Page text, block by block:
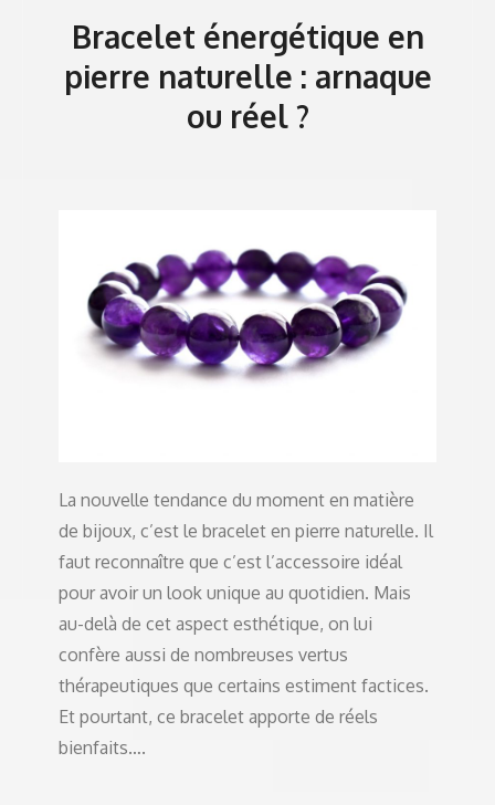
Bracelet énergétique en
pierre naturelle : arnaque
ou réel ?
La nouvelle tendance du moment en matière
de bijoux, c’est le bracelet en pierre naturelle. Il
faut reconnaître que c’est l’accessoire idéal
pour avoir un look unique au quotidien. Mais
au-delà de cet aspect esthétique, on lui
confère aussi de nombreuses vertus
thérapeutiques que certains estiment factices.
Et pourtant, ce bracelet apporte de réels
bienfaits….